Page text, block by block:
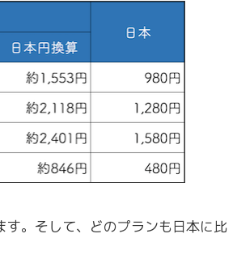
。そして、どのプランも日本に比